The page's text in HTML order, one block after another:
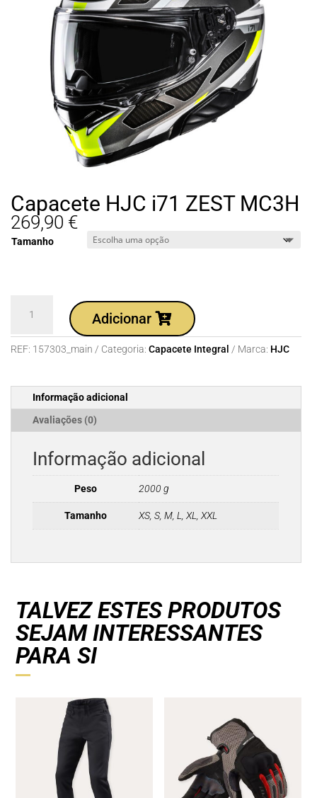
Capacete HJC i71 ZEST MC3H
269,90 €
Tamanho
Capacete
HJC
ZEST
MC3H
Adicionar
REF: 157303_main Categoria: Capacete Integral Marca: HJC
Informação adicional
Avaliações (0)
Informação adicional
Peso 2000 g
Tamanho XS, S, M, L, XL, XXL
TALVEZ ESTES PRODUTOS
SEJAM INTERESSANTES
PARA SI